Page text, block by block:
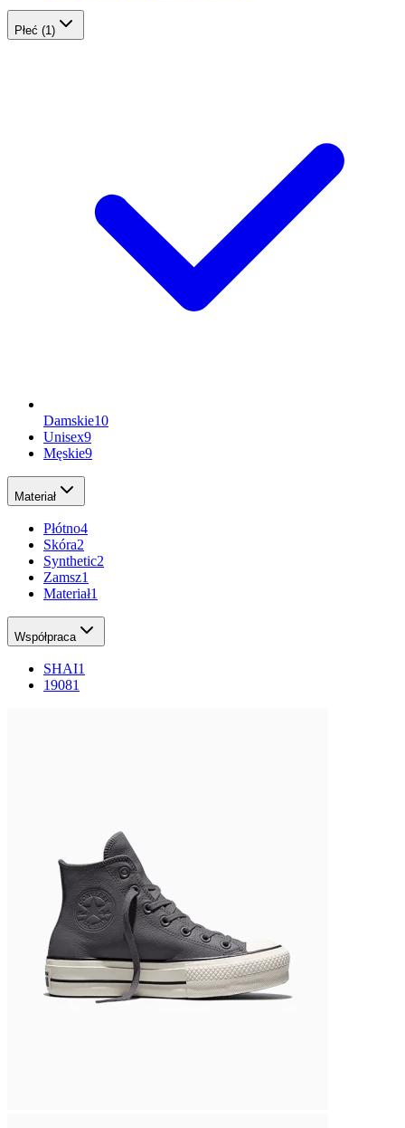
Płeć (1)
Damskie10
Unisex9
Męskie9
Materiał
Płótno4
Skóra2
Synthetic2
Zamsz1
Materiał1
Współpraca
SHAI1
19081